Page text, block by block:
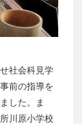
社会科見学
前の指導を
した。ま
川原小学校